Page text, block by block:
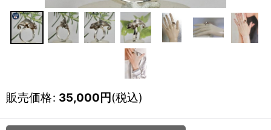
販売価格: 35,000円(税込)